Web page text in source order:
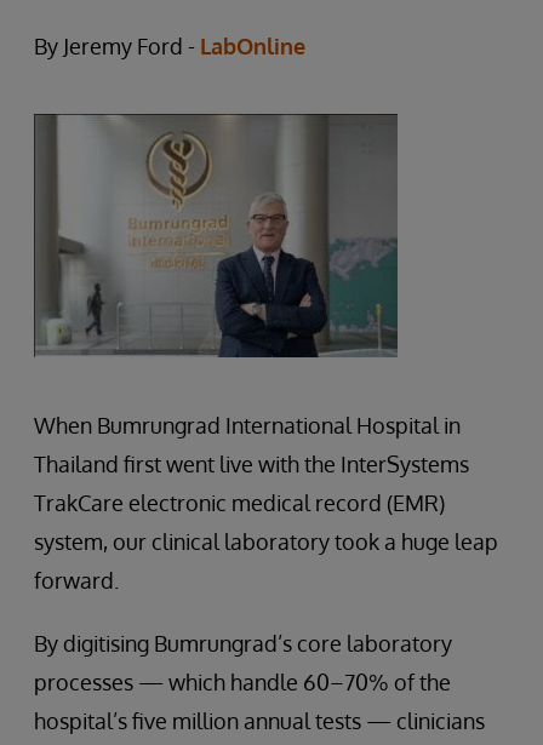
By Jeremy Ford - LabOnline
When Bumrungrad International Hospital in
Thailand first went live with the InterSystems
TrakCare electronic medical record (EMR)
system, our clinical laboratory took a huge leap
forward.
By digitising Bumrungrad’s core laboratory
processes — which handle 60–70% of the
hospital’s five million annual tests — clinicians